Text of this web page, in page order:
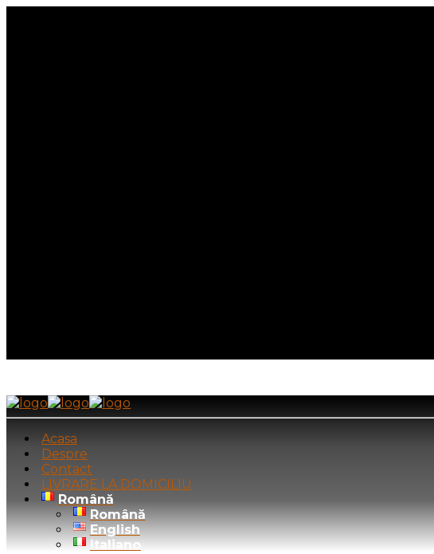
Acasa
Despre
Contact
LIVRARE LA DOMICILIU
Română
Română
English
Italiano